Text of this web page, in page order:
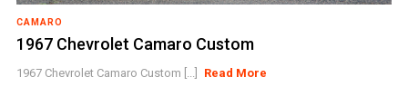
CAMARO
1967 Chevrolet Camaro Custom
1967 Chevrolet Camaro Custom [...] Read More